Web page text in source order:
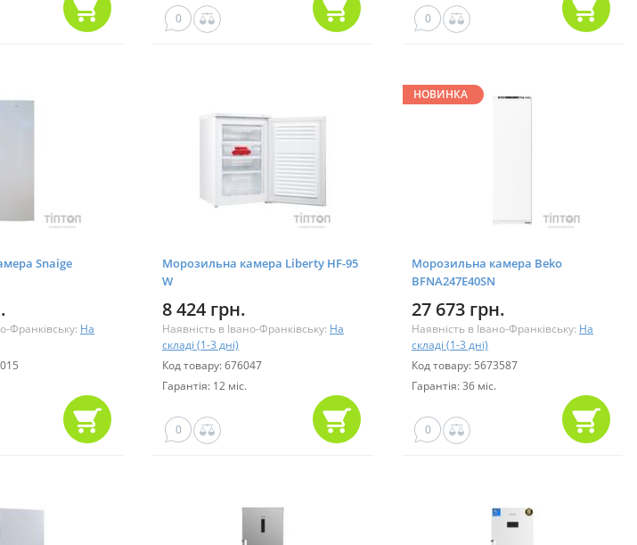
0 0
Snaige
Франківську: На
Морозильна камера Liberty HF-95
W
8 424 грн.
Наявність в Івано-Франківську: На
складі (1-3 дні)
Код товару: 676047
Гарантія: 12 міс.
0
НОВИНКА
Морозильна камера Beko
BFNA247E40SN
27 673 грн.
Наявність в Івано-Франківську: На
складі (1-3 дні)
Код товару: 5673587
Гарантія: 36 міс.
0